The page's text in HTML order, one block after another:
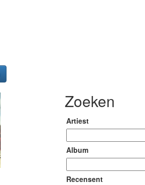
Zoeken
Artiest
Album
Recensent